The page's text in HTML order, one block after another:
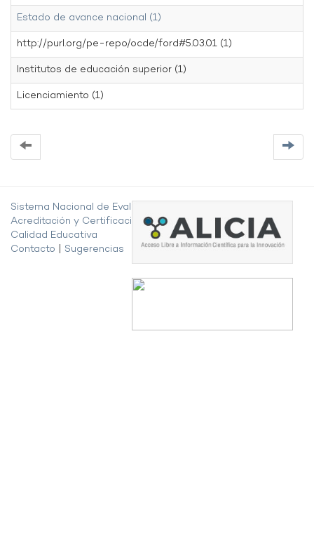
Estado de avance nacional (1)
http://purl.org/pe-repo/ocde/ford#5.03.01 (1)
Institutos de educación superior (1)
Licenciamiento (1)
Sistema Nacional de Evaluación,
Acreditación y Certificación de la
Calidad Educativa
Contacto
Sugerencias